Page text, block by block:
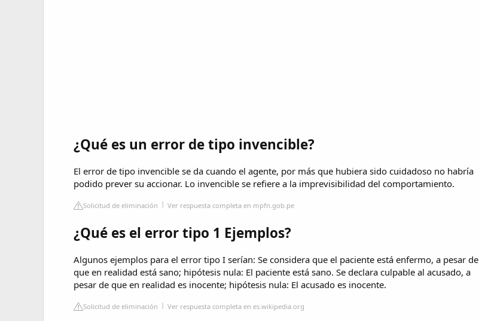
¿Qué es un error de tipo invencible?
El error de tipo invencible se da cuando el agente, por más que hubiera sido cuidadoso no habría
podido prever su accionar. Lo invencible se refiere a la imprevisibilidad del comportamiento.
Solicitud de eliminación Ver respuesta completa en mpfn.gob.pe
¿Qué es el error tipo 1 Ejemplos?
Algunos ejemplos para el error tipo I serían: Se considera que el paciente está enfermo, a pesar de
que en realidad está sano; hipótesis nula: El paciente está sano. Se declara culpable al acusado, a
pesar de que en realidad es inocente; hipótesis nula: El acusado es inocente.
Solicitud de eliminación Ver respuesta completa en es.wikipedia.org